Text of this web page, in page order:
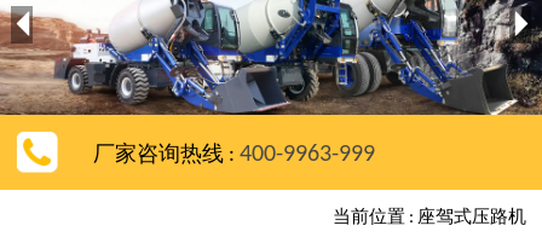
 
厂家咨询热线 : 400-9963-999
当前位置 : 座驾式压路机